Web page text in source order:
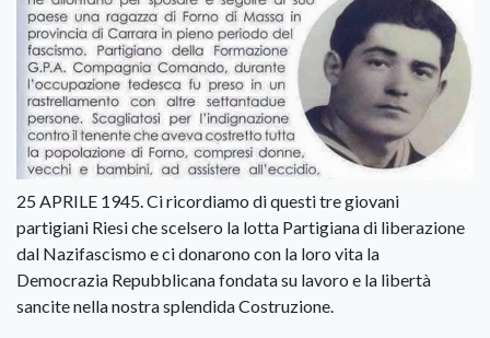
25 APRILE 1945. Ci ricordiamo di questi tre giovani
partigiani Riesi che scelsero la lotta Partigiana di liberazione
dal Nazifascismo e ci donarono con la loro vita la
Democrazia Repubblicana fondata su lavoro e la libertà
sancite nella nostra splendida Costruzione.